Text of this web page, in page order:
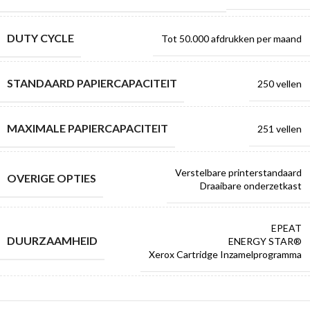
DUTY CYCLE Tot 50.000 afdrukken per maand
STANDAARD ​PAPIERCAPACITEIT 250 vellen
MAXIMALE ​PAPIERCAPACITEIT 251 vellen
OVERIGE OPTIES
Verstelbare printerstandaard
Draaibare onderzetkast
DUURZAAMHEID
EPEAT
ENERGY STAR®
Xerox Cartridge Inzamelprogramma